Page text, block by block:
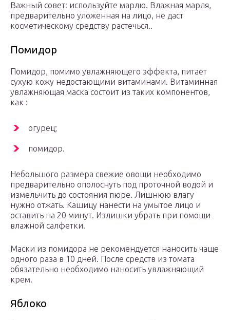
Важный совет: используйте марлю. Влажная марля,
предварительно уложенная на лицо, не даст
косметическому средству растечься..
Помидор
Помидор, помимо увлажняющего эффекта, питает
сухую кожу недостающими витаминами. Витаминная
увлажняющая маска состоит из таких компонентов,
как :
огурец;
помидор.
Небольшого размера свежие овощи необходимо
предварительно ополоснуть под проточной водой и
измельчить до состояния пюре. Лишнюю влагу
нужно отжать. Кашицу нанести на умытое лицо и
оставить на 20 минут. Излишки убрать при помощи
влажной салфетки.
Маски из помидора не рекомендуется наносить чаще
одного раза в 10 дней. После средств из томата
обязательно необходимо наносить увлажняющий
крем.
Яблоко